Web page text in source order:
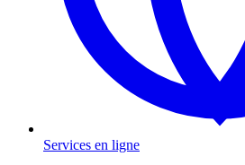
Services en ligne